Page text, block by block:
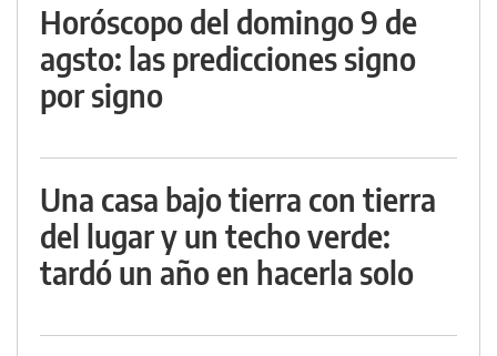
Horóscopo del domingo 9 de
agsto: las predicciones signo
por signo
Una casa bajo tierra con tierra
del lugar y un techo verde:
tardó un año en hacerla solo